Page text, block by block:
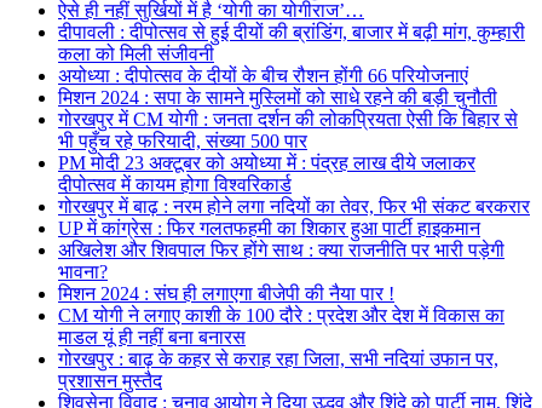
ऐसे ही नहीं सुर्खियों में है ‘योगी का योगीराज’…
दीपावली : दीपोत्सव से हुई दीयों की ब्रांडिंग, बाजार में बढ़ी मांग, कुम्हारी
कला को मिली संजीवनी
अयोध्या : दीपोत्सव के दीयों के बीच रौशन होंगी 66 परियोजनाएं
मिशन 2024 : सपा के सामने मुस्लिमों को साधे रहने की बड़ी चुनौती
गोरखपुर में CM योगी : जनता दर्शन की लोकप्रियता ऐसी कि बिहार से
भी पहुँच रहे फरियादी, संख्या 500 पार
PM मोदी 23 अक्टूबर को अयोध्या में : पंद्रह लाख दीये जलाकर
दीपोत्सव में कायम होगा विश्वरिकार्ड
गोरखपुर में बाढ़ : नरम होने लगा नदियों का तेवर, फिर भी संकट बरकरार
UP में कांग्रेस : फिर गलतफहमी का शिकार हुआ पार्टी हाइकमान
अखिलेश और शिवपाल फिर होंगे साथ : क्या राजनीति पर भारी पड़ेगी
भावना?
मिशन 2024 : संघ ही लगाएगा बीजेपी की नैया पार !
CM योगी ने लगाए काशी के 100 दौरे : प्रदेश और देश में विकास का
माडल यूं ही नहीं बना बनारस
गोरखपुर : बाढ़ के कहर से कराह रहा जिला, सभी नदियां उफान पर,
प्रशासन मुस्तैद
शिवसेना विवाद : चुनाव आयोग ने दिया उद्धव और शिंदे को पार्टी नाम, शिंदे